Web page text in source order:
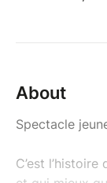
About
Spectacle
C’est l’histoire